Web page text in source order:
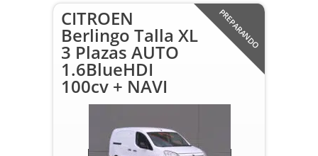
PREPARANDO
CITROEN
Berlingo Talla XL
3 Plazas AUTO
1.6BlueHDI
100cv + NAVI